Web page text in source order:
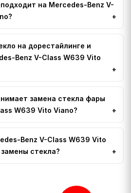
на Mercedes-Benz V-
на дорестайлинге и
Benz V-Class W639 Vito
замена стекла фары
W639 Vito Viano?
Benz V-Class W639 Vito
стекла?